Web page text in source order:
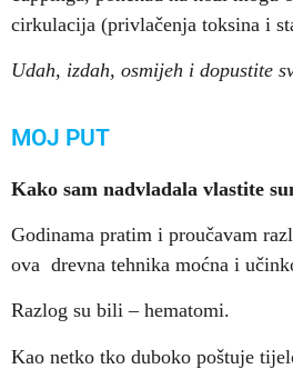
cirkulacija (privlačenja toksina i
Udah, izdah, osmijeh i dopustite
MOJ PUT
Kako sam nadvladala vlastite
Godinama pratim i proučavam
ova drevna tehnika moćna i
Razlog su bili – hematomi.
Kao netko tko duboko poštuje